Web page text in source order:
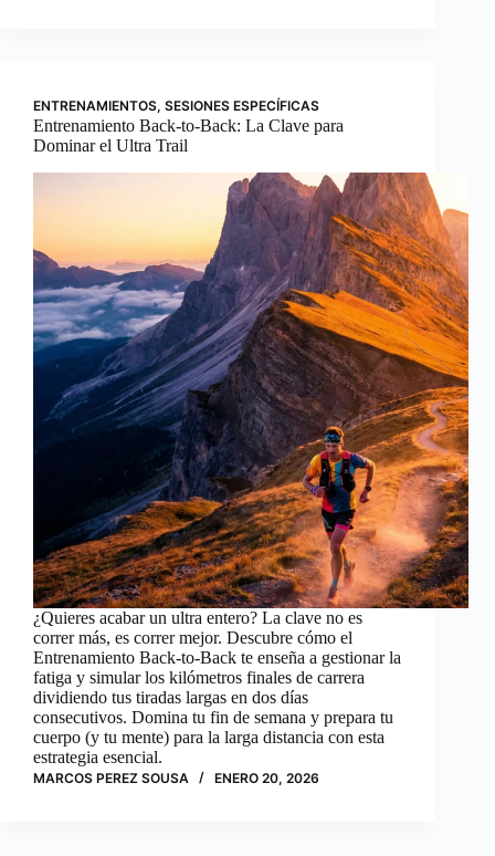
ENTRENAMIENTOS, SESIONES ESPECÍFICAS
Entrenamiento Back-to-Back: La Clave para
Dominar el Ultra Trail
¿Quieres acabar un ultra entero? La clave no es
correr más, es correr mejor. Descubre cómo el
Entrenamiento Back-to-Back te enseña a gestionar la
fatiga y simular los kilómetros finales de carrera
dividiendo tus tiradas largas en dos días
consecutivos. Domina tu fin de semana y prepara tu
cuerpo (y tu mente) para la larga distancia con esta
estrategia esencial.
MARCOS PEREZ SOUSA ENERO 20, 2026